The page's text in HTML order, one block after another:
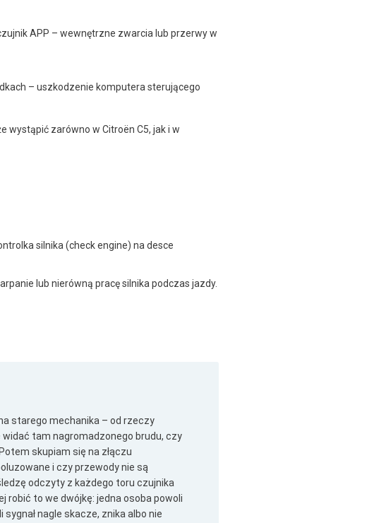
APP – wewnętrzne zwarcia lub przerwy w
– uszkodzenie komputera sterującego
wystąpić zarówno w Citroën C5, jak i w
silnika (check engine) na desce
lub nierówną pracę silnika podczas jazdy.
starego mechanika – od rzeczy
widać tam nagromadzonego brudu, czy
skupiam się na złączu
i czy przewody nie są
odczyty z każdego toru czujnika
robić to we dwójkę: jedna osoba powoli
nagle skacze, znika albo nie